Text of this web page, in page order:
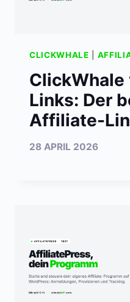
CLICKWHALE
ClickWhale
Links: Der
Affiliate-
28 APRIL 2026